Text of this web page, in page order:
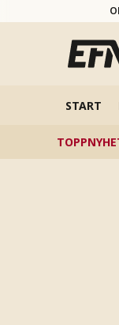
START